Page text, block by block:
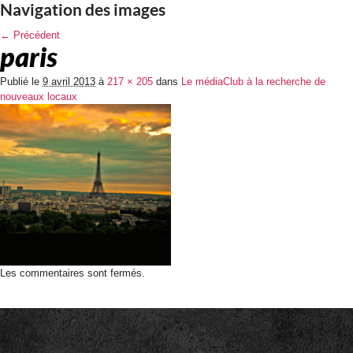
Navigation des images
← Précédent
paris
Publié le 9 avril 2013 à 217 × 205 dans Le médiaClub à la recherche de
nouveaux locaux
Les commentaires sont fermés.